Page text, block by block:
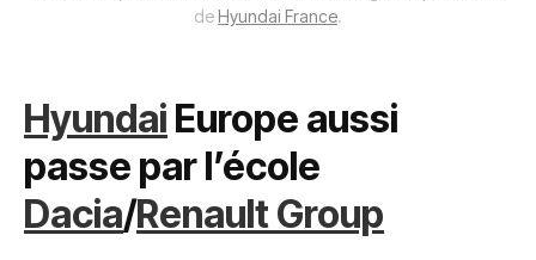
de Hyundai France.
Hyundai Europe aussi
passe par l’école
Dacia/Renault Group